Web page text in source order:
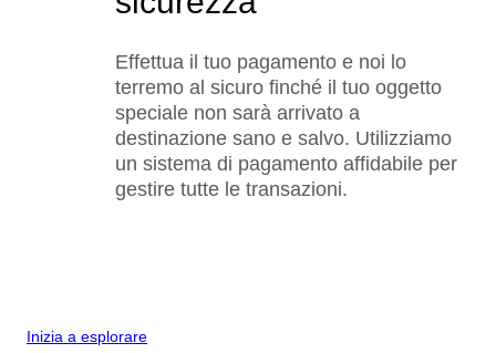
Effettua il tuo pagamento e noi lo
terremo al sicuro finché il tuo oggetto
speciale non sarà arrivato a
destinazione sano e salvo. Utilizziamo
un sistema di pagamento affidabile per
gestire tutte le transazioni.
Inizia a esplorare